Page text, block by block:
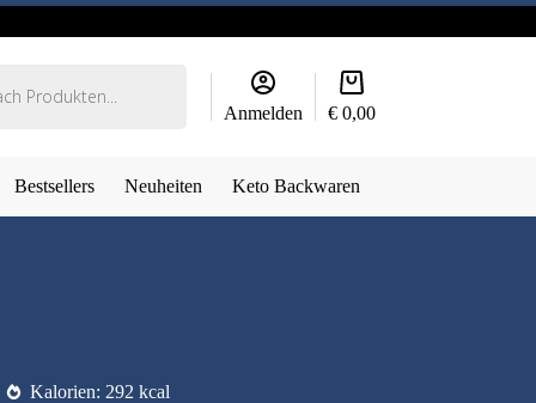
Anmelden
Warenkorb
€0,00
Bestsellers Neuheiten Keto Backwaren
Kalorien: 292 kcal